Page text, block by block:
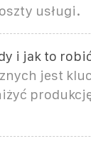
usługi.
i jak to
jest